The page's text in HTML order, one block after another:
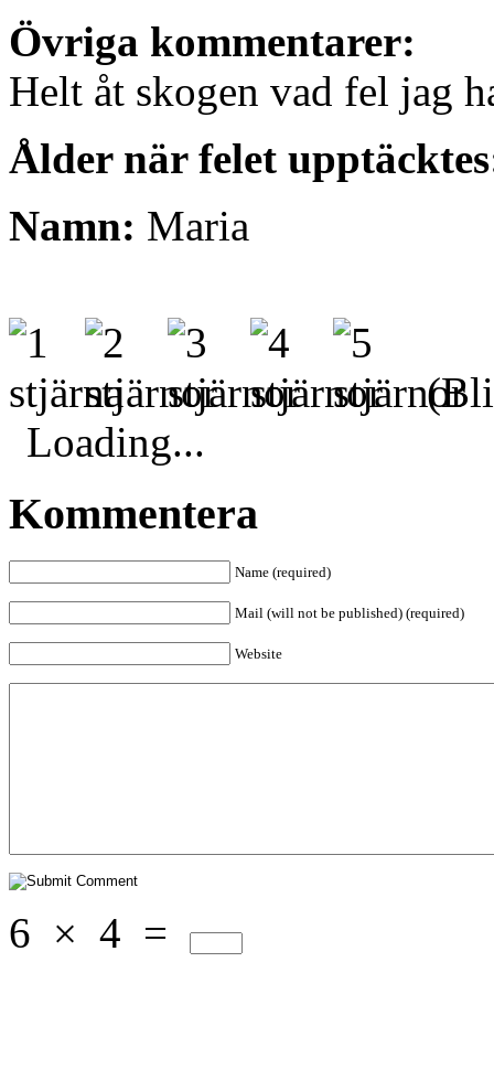
Övriga kommentarer:
Helt åt skogen vad fel jag
Ålder när felet
Namn: Maria
(Bli
Loading...
Kommentera
Name (required)
Mail (will not be published) (required)
Website
6 × 4 =